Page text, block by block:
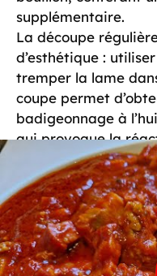
supplémentaire.
La découpe
d’esthétique :
tremper la lame
coupe permet
badigeonnage à
qui provoque la
à la formation
retournement à mi-
de la couleur et la
Ces étapes
incarnent larecette
parfumée et